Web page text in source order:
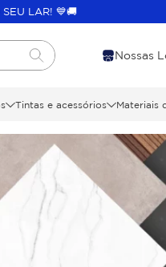
LAR! 💙🚚
Nossas
Tintas e acessórios Materiais